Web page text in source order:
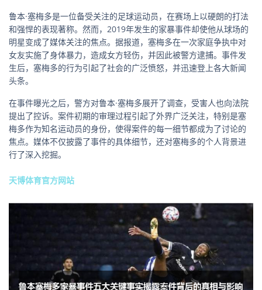
鲁本·塞梅多是一位备受关注的足球运动员，在赛场上以硬朗的打法
和强悍的表现著称。然而，2019年发生的家暴事件却使他从球场的
明星变成了媒体关注的焦点。据报道，塞梅多在一次家庭争执中对
女友实施了身体暴力，造成女方轻伤，并因此被警方逮捕。事件发
生后，塞梅多的行为引起了社会的广泛愤怒，并迅速登上各大新闻
头条。
在事件曝光之后，警方对鲁本·塞梅多展开了调查，受害人也向法院
提出了控诉。案件初期的审理过程引起了外界广泛关注，特别是塞
梅多作为知名运动员的身份，使得案件的每一细节都成为了讨论的
焦点。媒体不仅披露了事件的具体细节，还对塞梅多的个人背景进
行了深入挖掘。
天博体育官方网站